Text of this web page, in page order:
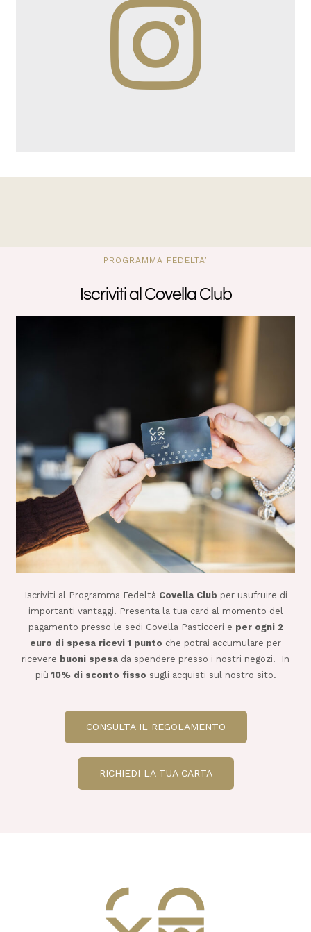
PROGRAMMA FEDELTA’
Iscriviti al Covella Club
Iscriviti al Programma FedeltàCovella Club per usufruire di
importanti vantaggi. Presenta la tua card al momento del
pagamento presso le sedi Covella Pasticceri e per ogni 2
euro di spesa ricevi 1 punto che potrai accumulare per
ricevere buoni spesa da spendere presso i nostri negozi. In
più 10% di sconto fisso sugli acquisti sul nostro sito.
CONSULTA IL REGOLAMENTO
RICHIEDI LA TUA CARTA